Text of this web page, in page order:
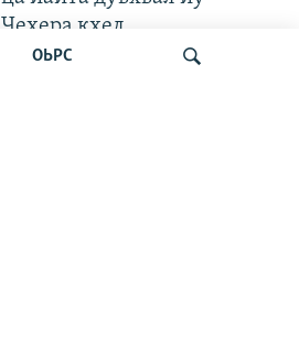
ОЬРС
Чехера кхел